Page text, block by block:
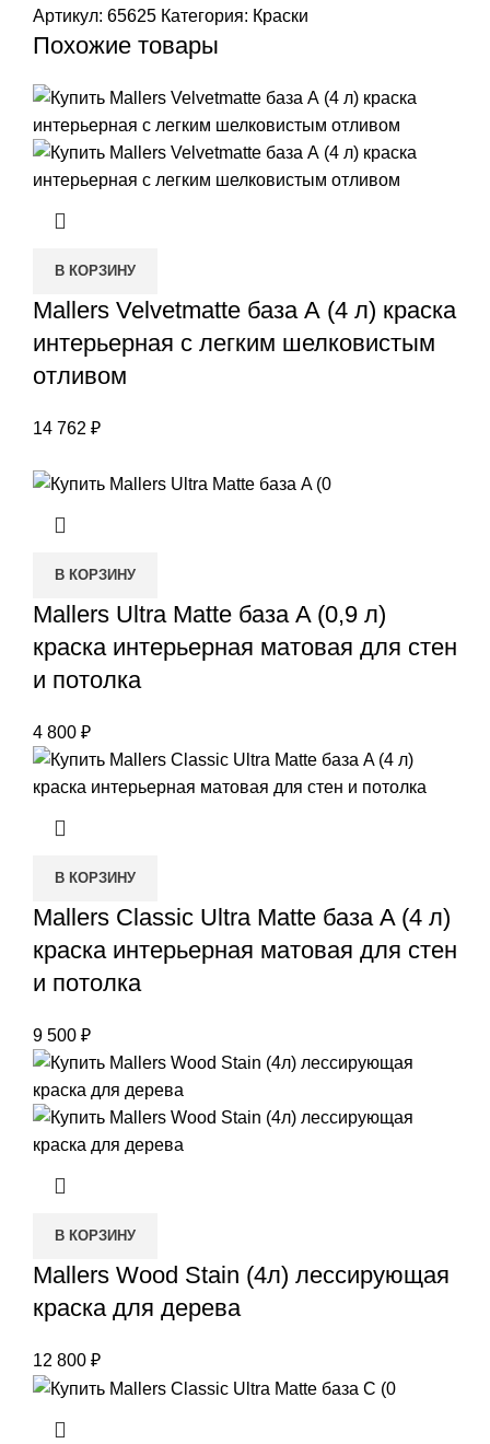
Артикул: 65625 Категория: Краски
Похожие товары
В КОРЗИНУ
Mallers Velvetmatte база А (4 л) краска
интерьерная с легким шелковистым
отливом
14 762 ₽
В КОРЗИНУ
Mallers Ultra Matte база A (0,9 л)
краска интерьерная матовая для стен
и потолка
4 800 ₽
В КОРЗИНУ
Mallers Classic Ultra Matte база A (4 л)
краска интерьерная матовая для стен
и потолка
9 500 ₽
В КОРЗИНУ
Mallers Wood Stain (4л) лессирующая
краска для дерева
12 800 ₽